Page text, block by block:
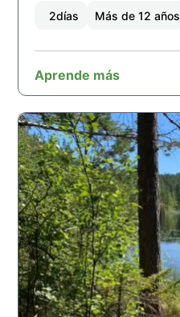
2días Más de 12 años
Aprende más